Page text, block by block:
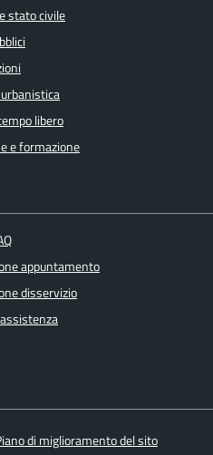
stato civile
libero
e formazione
appuntamento
disservizio
di miglioramento del sito